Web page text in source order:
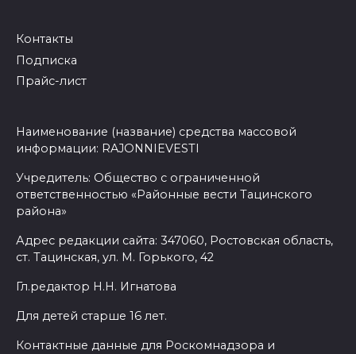
Контакты
Подписка
Прайс-лист
Наименование (название) средства массовой
информации: RAJONNIEVESTI
Учредитель: Общество с ограниченной
ответственностью «Районные вести Тацинского
района»
Адрес редакции сайта: 347060, Ростовская область,
ст. Тацинская, ул. М. Горького, 42
Гл.редактор Н.Н. Игнатова
Для детей старше 16 лет.
Контактные данные для Роскомнадзора и